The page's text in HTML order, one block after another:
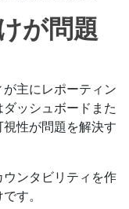
が問題
主にレポーティン
ッシュボードまた
性が問題を解決す
ンタビリティを作
す。